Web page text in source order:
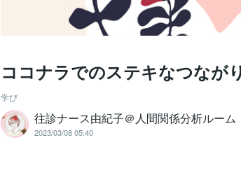
ココナラでのステキなつなが
学び
往診ナース由紀子＠人間関係分析ルーム
2023/03/08 05:40